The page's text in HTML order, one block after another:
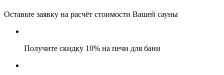
Оставьте заявку на расчёт стоимости Вашей сауны
Получите скидку 10% на печи для бани